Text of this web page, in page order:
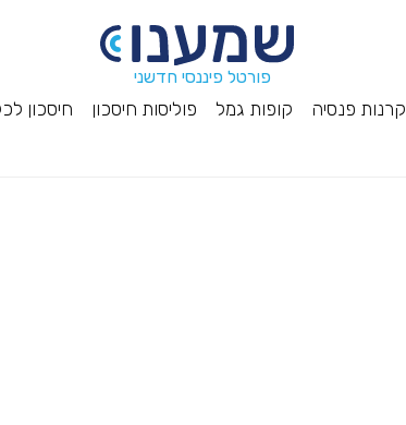
פורטל פיננסי חדשני
קרנות פנסיה קופות גמל פוליסות חיסכון חיסכון